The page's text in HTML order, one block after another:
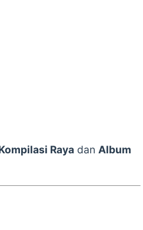
Raya dan Album